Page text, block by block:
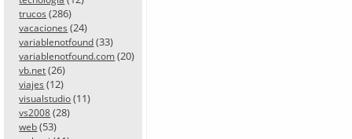
trucos (286)
vacaciones (24)
variablenotfound (33)
variablenotfound.com (20)
vb.net (26)
viajes (12)
visualstudio (11)
vs2008 (28)
web (53)